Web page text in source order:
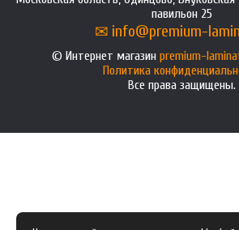
павильон 25
info@premium-
Интернет магазин premium-
Политика
Все права защищены.